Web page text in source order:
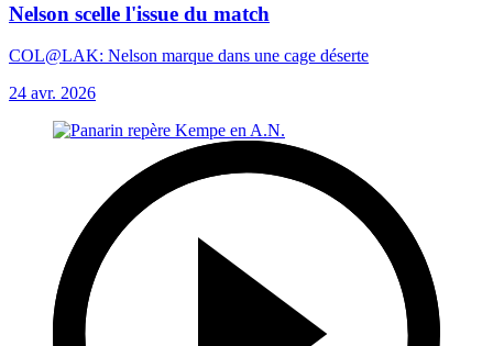
Nelson scelle l'issue du match
COL@LAK: Nelson marque dans une cage déserte
24 avr. 2026